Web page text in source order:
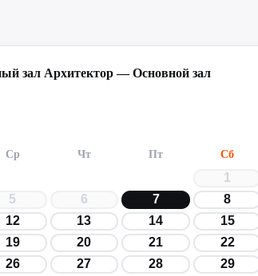
зал Архитектор — Основной зал
Ср Чт Пт Сб
1
5 6 7 8
12 13 14 15
19 20 21 22
26 27 28 29